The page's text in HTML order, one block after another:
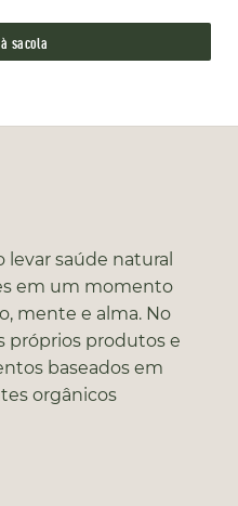
sacola
levar saúde natural
em um momento
mente e alma. No
próprios produtos e
baseados em
orgânicos